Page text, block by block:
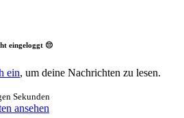
eingeloggt 😔
ein, um deine Nachrichten zu lesen.
Sekunden
ansehen